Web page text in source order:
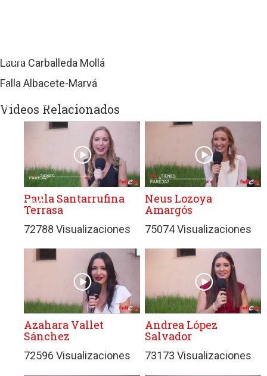
con
de
privacidad
ajenas
EDITORIAL
PRENSA
FESTIVA
MPG
Laura Carballeda Mollá
Falla Albacete-Marvá
Videos Relacionados
Paula Santarrufina
Terrasa
72788 Visualizaciones
Neus Lozoya
Amargós
75074 Visualizaciones
Azahara Vallet
Sánchez
72596 Visualizaciones
Andrea López
Salvador
73173 Visualizaciones